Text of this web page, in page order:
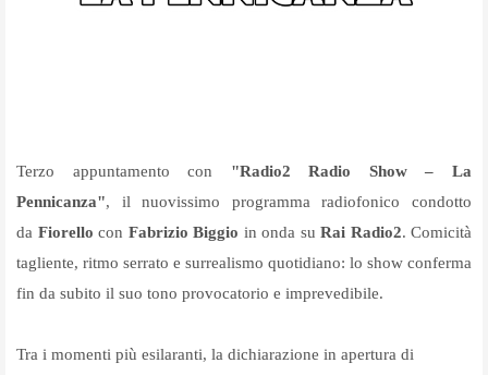
Terzo appuntamento con "Radio2 Radio Show – La
Pennicanza", il nuovissimo programma radiofonico condotto
da Fiorello con Fabrizio Biggio in onda su Rai Radio2. Comicità
tagliente, ritmo serrato e surrealismo quotidiano: lo show conferma
fin da subito il suo tono provocatorio e imprevedibile.
Tra i momenti più esilaranti, la dichiarazione in apertura di